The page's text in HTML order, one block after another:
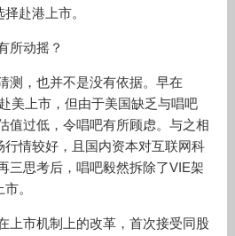
赴港上市。
所动摇？
测，也并不是没有依据。早在
美上市，但由于美国缺乏与唱吧
值过低，令唱吧有所顾虑。与之相
行情较好，且国内资本对互联网科
三思考后，唱吧毅然拆除了VIE架
。
上市机制上的改革，首次接受同股